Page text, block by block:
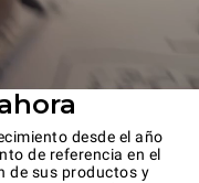
desde el año
de referencia en el
de sus productos y